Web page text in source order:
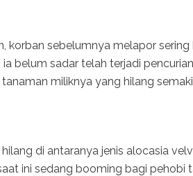
korban sebelumnya melapor
belum sadar telah terjadi
tanaman miliknya yang hilang
di antaranya jenis alocasia
ini sedang booming bagi pehobi